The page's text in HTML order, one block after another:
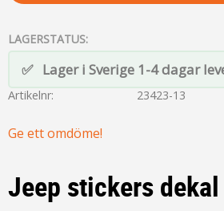
LAGERSTATUS
Lager i Sverige 1-4 dagar
Artikelnr 23423-13
Ge ett omdöme!
Jeep stickers